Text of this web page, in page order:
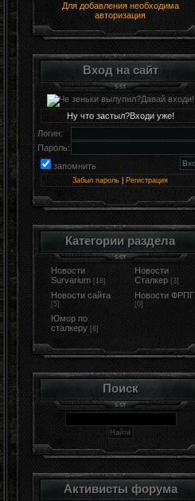
Для добавления необходима
авторизация
Вход на сайт
Ну что застыл?Входи уже!
Логин:
Пароль:
запомнить
Забыл пароль Регистрация
Категории раздела
Новости
Survarium [18]
Новости
Сталкер [3]
Новости сайта
[5]
Новости ФРПГ
[0]
Юмор по
сталкеру [8]
Поиск
Активисты форума